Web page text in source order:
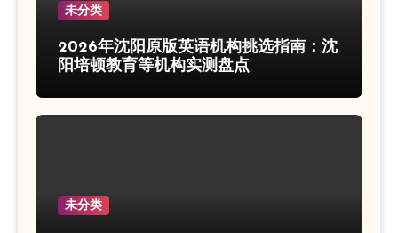
未分类
2026年沈阳原版英语机构挑选指南：沈
阳培顿教育等机构实测盘点
未分类